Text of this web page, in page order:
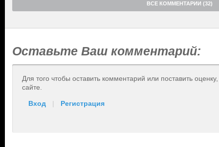
ВСЕ КОММЕНТАРИИ (32)
Оставьте Ваш комментарий:
Для того чтобы оставить комментарий или поставить
сайте.
Вход | Регистрация